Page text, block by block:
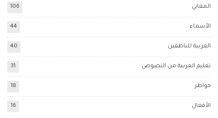
المعاني 106
الأسماء 44
العربية للناطقين 40
تعليم العربية من النصوص 31
خواطر 18
الأفعال 16